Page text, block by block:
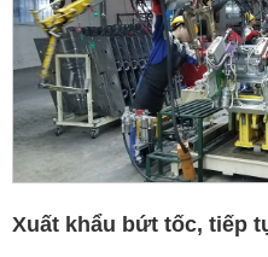
Xuất khẩu bứt tốc, tiếp